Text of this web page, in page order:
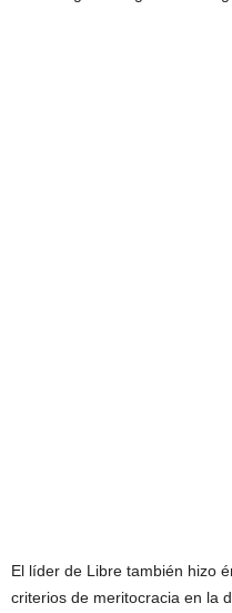
El líder de Libre también hizo
criterios de meritocracia en la